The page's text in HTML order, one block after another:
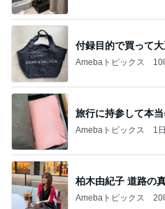
付録目的で買って
Amebaトピックス 10
旅行に持参して本
Amebaトピックス 1
柏木由紀子 道路の
Amebaトピックス 20